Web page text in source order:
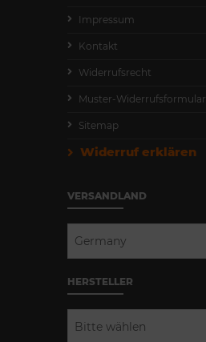
Impressum
Kontakt
Widerrufsrecht
Muster-Widerrufsformular
Sitemap
Widerruf erklären
VERSANDLAND
Germany
HERSTELLER
Bitte wählen